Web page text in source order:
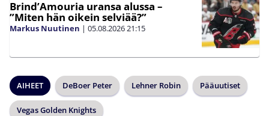
Brind’Amouria uransa alussa –
”Miten hän oikein selviää?”
Markus Nuutinen | 05.08.202621:15
AIHEET DeBoer Peter Lehner Robin Pääuutiset
Vegas Golden Knights